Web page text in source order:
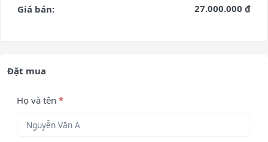
Giá bán: 27.000.000 ₫
Đặt mua
Họ và tên *